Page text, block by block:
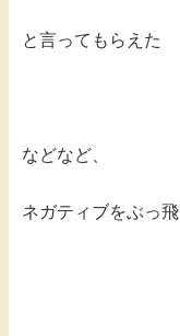
と言ってもらえた
などなど、
ネガティブをぶっ